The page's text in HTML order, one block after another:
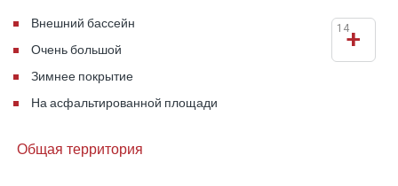
Внешний бассейн
Очень большой
Зимнее покрытие
На асфальтированной площади
+
14
Общая территория